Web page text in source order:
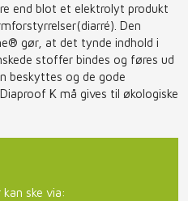
end blot et elektrolyt produkt
Den
gør, at det tynde indhold i
stoffer bindes og føres ud
beskyttes og de gode
K må gives til økologiske
ske via:​